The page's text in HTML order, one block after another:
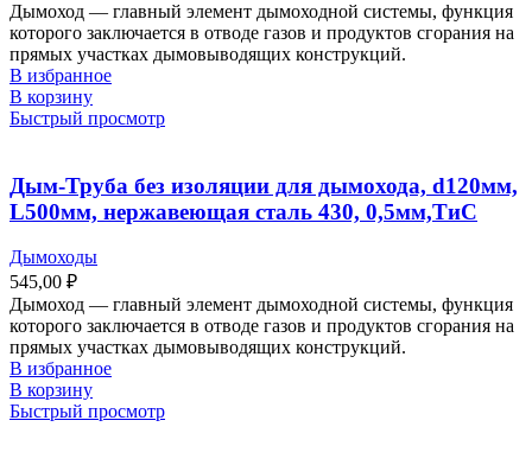
Дымоход ― главный элемент дымоходной системы, функция
которого заключается в отводе газов и продуктов сгорания на
прямых участках дымовыводящих конструкций.
В избранное
В корзину
Быстрый просмотр
Дым-Труба без изоляции для дымохода, d120мм,
L500мм, нержавеющая сталь 430, 0,5мм,ТиС
Дымоходы
545,00 ₽
Дымоход ― главный элемент дымоходной системы, функция
которого заключается в отводе газов и продуктов сгорания на
прямых участках дымовыводящих конструкций.
В избранное
В корзину
Быстрый просмотр